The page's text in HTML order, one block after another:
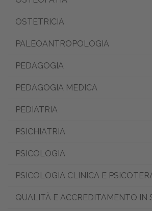
OSTETRICIA
PALEOANTROPOLOGIA
PEDAGOGIA
PEDAGOGIA MEDICA
PEDIATRIA
PSICHIATRIA
PSICOLOGIA
PSICOLOGIA CLINICA E
QUALITÀ E ACCREDITAMENTO IN